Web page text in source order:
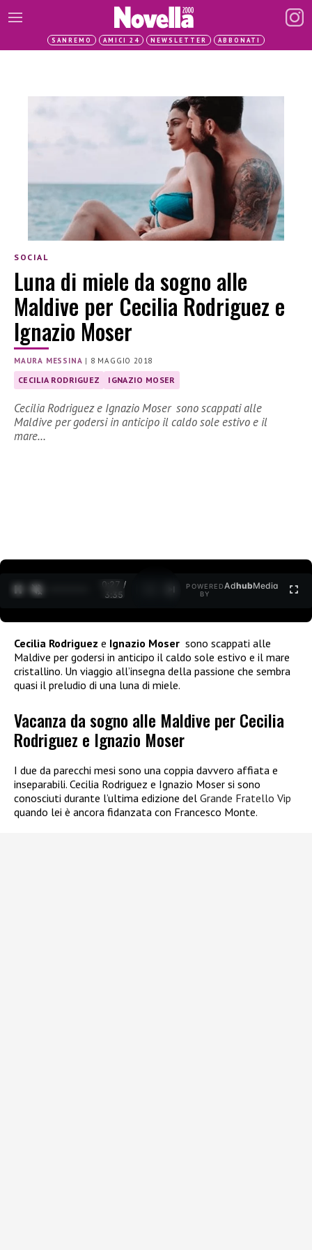
SANREMO AMICI 24 NEWSLETTER ABBONATI
SOCIAL
Luna di miele da sogno alle
Maldive per Cecilia Rodriguez e
Ignazio Moser
MAURA MESSINA | 8 MAGGIO 2018
CECILIA RODRIGUEZ IGNAZIO MOSER
Cecilia Rodriguez e Ignazio Moser sono scappati alle
Maldive per godersi in anticipo il caldo sole estivo e il
mare…
0:27 /
3:35
POWERED
BY
AdhubMedia
Cecilia Rodriguez e Ignazio Moser sono scappati alle
Maldive per godersi in anticipo il caldo sole estivo e il mare
cristallino. Un viaggio all’insegna della passione che sembra
quasi il preludio di una luna di miele.
Vacanza da sogno alle Maldive per Cecilia
Rodriguez e Ignazio Moser
I due da parecchi mesi sono una coppia davvero affiata e
inseparabili. Cecilia Rodriguez e Ignazio Moser si sono
conosciuti durante l’ultima edizione del Grande Fratello Vip
quando lei è ancora fidanzata con Francesco Monte.